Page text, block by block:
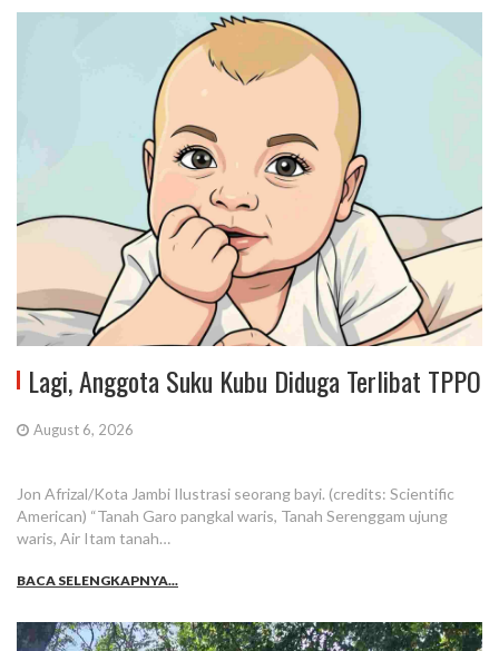
Lagi, Anggota Suku Kubu Diduga Terlibat TPPO
August 6, 2026
Jon Afrizal/Kota Jambi Ilustrasi seorang bayi. (credits: Scientific
American) “Tanah Garo pangkal waris, Tanah Serenggam ujung
waris, Air Itam tanah…
BACA SELENGKAPNYA...